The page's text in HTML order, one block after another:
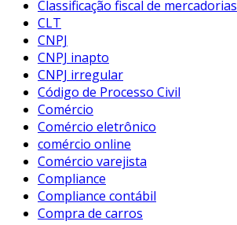
Classificação fiscal de mercadorias
CLT
CNPJ
CNPJ inapto
CNPJ irregular
Código de Processo Civil
Comércio
Comércio eletrônico
comércio online
Comércio varejista
Compliance
Compliance contábil
Compra de carros